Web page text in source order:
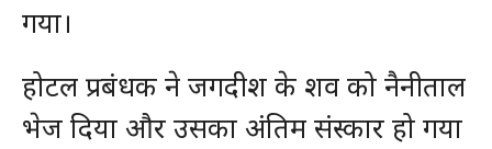
गया।
होटल प्रबंधक ने जगदीश के शव को नैनीताल
भेज दिया और उसका अंतिम संस्कार हो गया